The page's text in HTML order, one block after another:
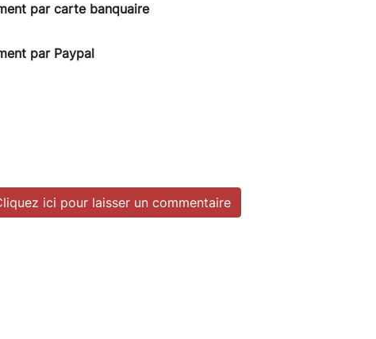
par carte banquaire
par Paypal
ici pour laisser un commentaire